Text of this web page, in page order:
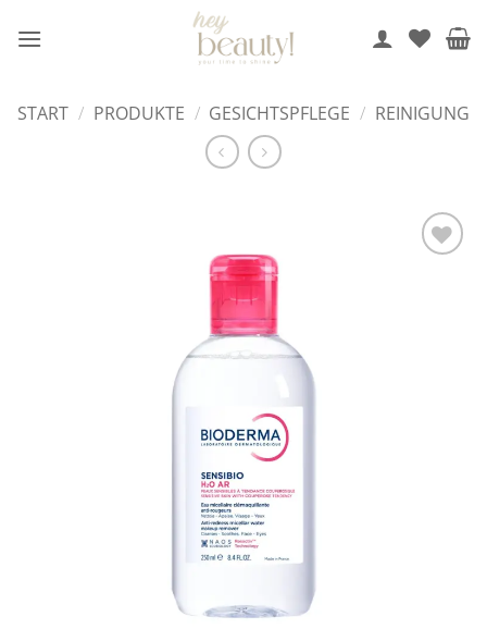
Inhalt
START / PRODUKTE / GESICHTSPFLEGE / REINIGUNG